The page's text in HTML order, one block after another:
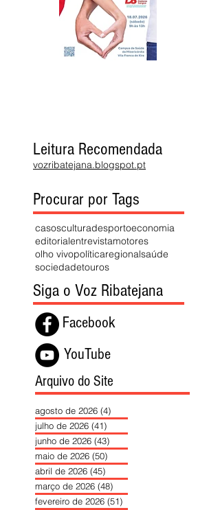
Leitura Recomendada
vozribatejana.blogspot.pt
Procurar por Tags
casosculturadesportoeconomia
editorialentrevistamotores
olho vivopolíticaregionalsaúde
sociedadetouros
Siga o Voz Ribatejana
Facebook
YouTube
Arquivo do Site
agosto de 2026 (4)
julho de 2026 (41)
junho de 2026 (43)
maio de 2026 (50)
abril de 2026 (45)
março de 2026 (48)
fevereiro de 2026 (51)